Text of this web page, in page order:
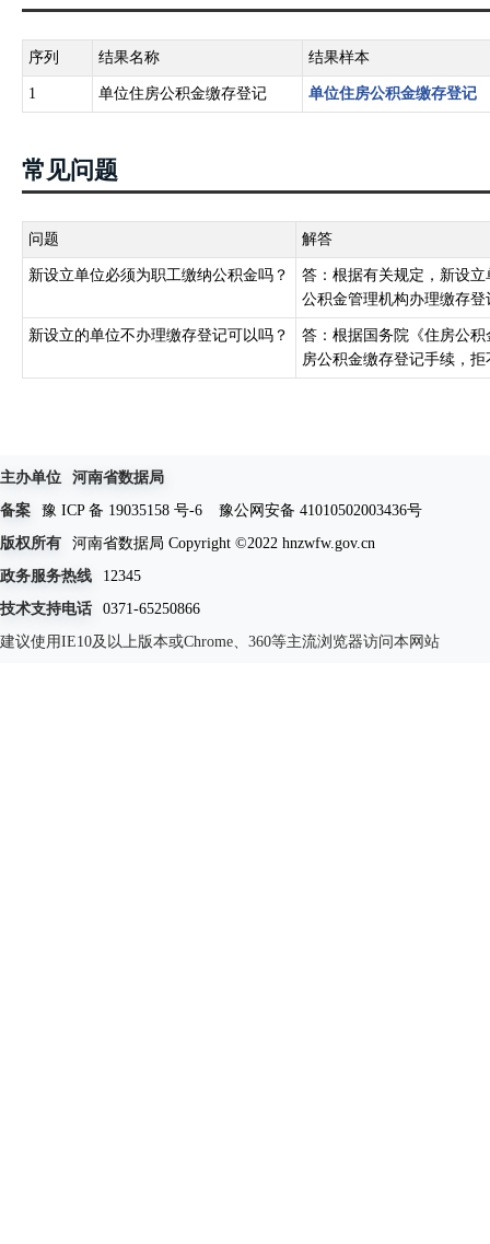
序列 结果名称 结果样本
1 单位住房公积金缴存登记 单位住房公积金缴存登记
常见问题
问题 解答
新设立单位必须为职工缴纳公积金吗？
答：根据有关规定，新设
公积金管理机构办理缴存
新设立的单位不办理缴存登记可以吗？
答：根据国务院《住房公
房公积金缴存登记手续，
主办单位
河南省数据局
备案
豫 ICP 备 19035158 号-6
豫公网安备 41010502003436号
版权所有
河南省数据局 Copyright ©2022 hnzwfw.gov.cn
政务服务热线
12345
技术支持电话
0371-65250866
建议使用IE10及以上版本或Chrome、360等主流浏览器访问本网站